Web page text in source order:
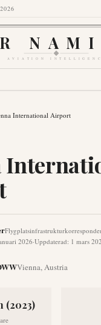
AVIATION
International Airport
2026·Uppdaterad: 1 mars
Vienna,Austria
(2023)